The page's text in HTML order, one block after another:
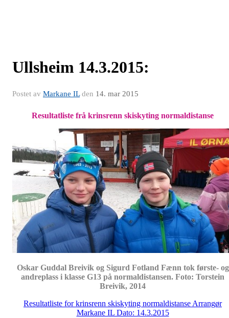
Ullsheim 14.3.2015:
Postet av Markane ILden 14. mar 2015
Resultatliste frå krinsrenn skiskyting normaldistanse
Oskar Guddal Breivik og Sigurd Fotland Fænn tok første- og
andreplass i klasse G13 på normaldistansen. Foto: Torstein
Breivik, 2014
Resultatliste for krinsrenn skiskyting normaldistanse Arrangør
Markane IL Dato: 14.3.2015